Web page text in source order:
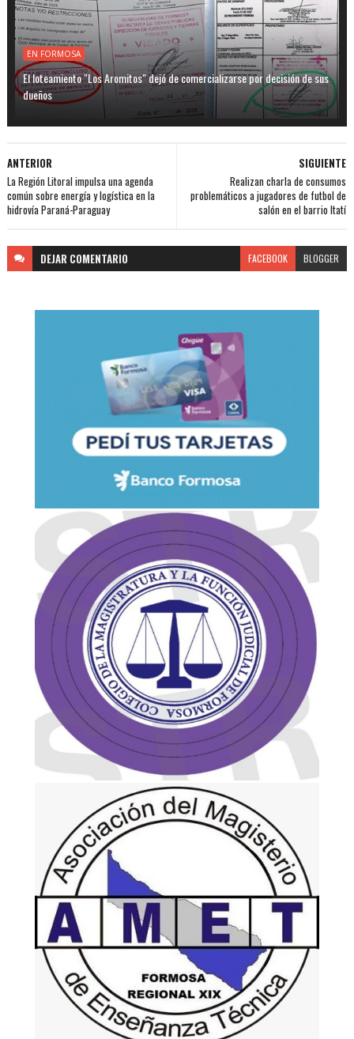
EN FORMOSA
El loteamiento "Los Aromitos" dejó de comercializarse por decisión de sus
dueños
SIGUIENTE
Realizan charla de consumos
problemáticos a jugadores de futbol de
salón en el barrio Itatí
ANTERIOR
La Región Litoral impulsa una agenda
común sobre energía y logística en la
hidrovía Paraná-Paraguay
DEJAR COMENTARIO FACEBOOK BLOGGER